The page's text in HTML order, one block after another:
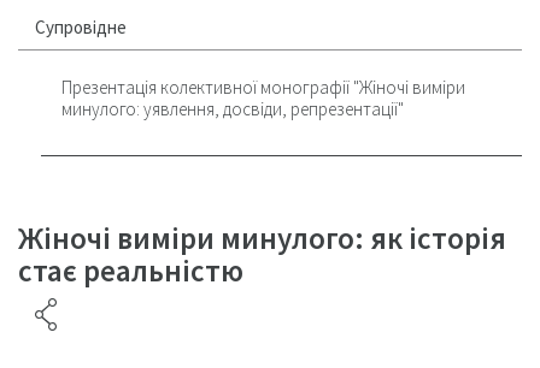
Супровідне
Презентація колективної монографії "Жіночі виміри
минулого: уявлення, досвіди, репрезентації"
Жіночі виміри минулого: як історія
стає реальністю